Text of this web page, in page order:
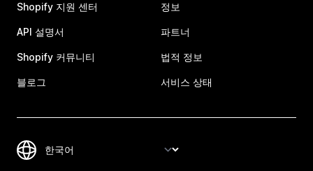
Shopify 지원 센터
API 설명서
Shopify 커뮤니티
블로그
정보
파트너
법적 정보
서비스 상태